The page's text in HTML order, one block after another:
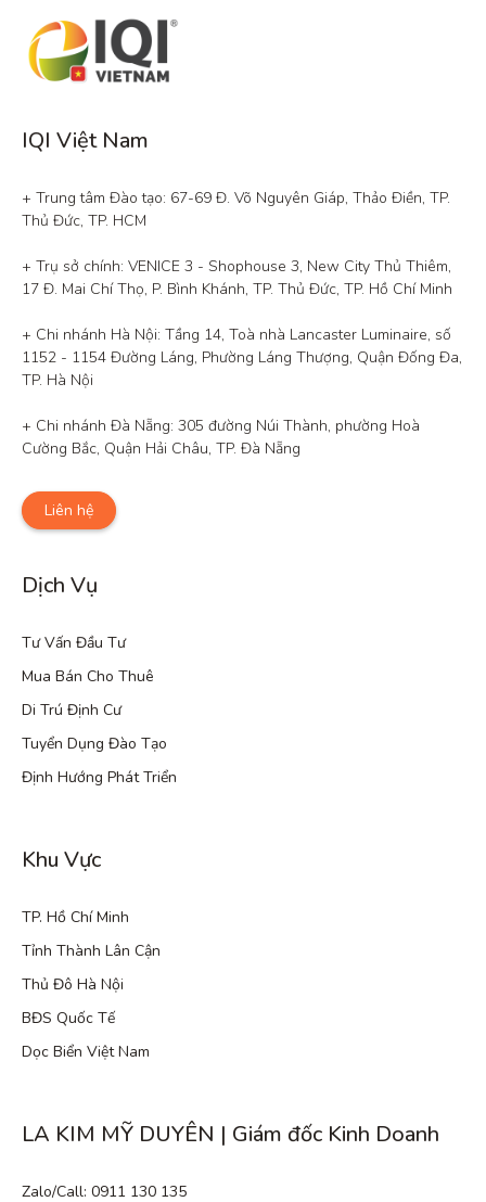
IQI Việt Nam
+ Trung tâm Đào tạo: 67-69 Đ. Võ Nguyên Giáp, Thảo Điền, TP.
Thủ Đức, TP. HCM
+ Trụ sở chính: VENICE 3 - Shophouse 3, New City Thủ Thiêm,
17 Đ. Mai Chí Thọ, P. Bình Khánh, TP. Thủ Đức, TP. Hồ Chí Minh
+ Chi nhánh Hà Nội: Tầng 14, Toà nhà Lancaster Luminaire, số
1152 - 1154 Đường Láng, Phường Láng Thượng, Quận Đống Đa,
TP. Hà Nội
+ Chi nhánh Đà Nẵng: 305 đường Núi Thành, phường Hoà
Cường Bắc, Quận Hải Châu, TP. Đà Nẵng
Liên hệ
Dịch Vụ
Tư Vấn Đầu Tư
Mua Bán Cho Thuê
Di Trú Định Cư
Tuyển Dụng Đào Tạo
Định Hướng Phát Triển
Khu Vực
TP. Hồ Chí Minh
Tỉnh Thành Lân Cận
Thủ Đô Hà Nội
BĐS Quốc Tế
Dọc Biển Việt Nam
LA KIM MỸ DUYÊN | Giám đốc Kinh Doanh
Zalo/Call: 0911 130 135